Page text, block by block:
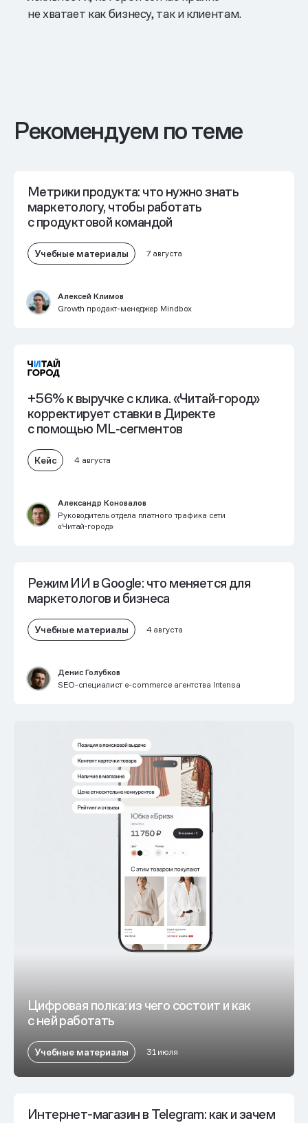
не хватает как бизнесу, так и клиентам.
Рекомендуем по теме
Метрики продукта: что нужно знать
маркетологу, чтобы работать
с продуктовой командой
Учебные материалы 7 августа
Алексей Климов
Growth продакт-менеджер Mindbox
+56% к выручке с клика. «Читай‑город»
корректирует ставки в Директе
с помощью ML‑сегментов
Кейс 4 августа
Александр Коновалов
Руководитель отдела платного трафика сети
«Читай‑город»
Режим ИИ в Google: что меняется для
маркетологов и бизнеса
Учебные материалы 4 августа
Денис Голубков
SEO-специалист e-commerce агентства Intensa
Цифровая полка: из чего состоит и как
с ней работать
Учебные материалы 31 июля
Интернет-магазин в Telegram: как и зачем